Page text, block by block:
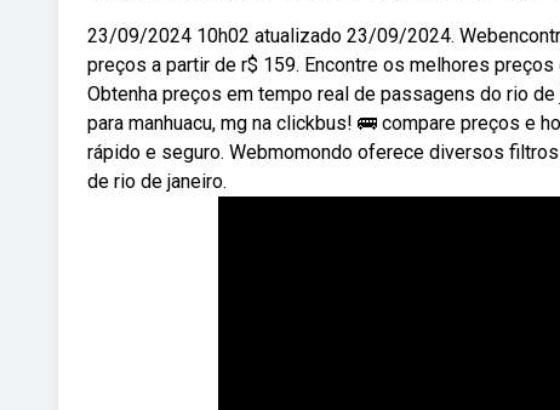
23/09/2024 10h02 atualizado 23/09/2024.
preços a partir de r$ 159. Encontre os melhores
Obtenha preços em tempo real de passagens do rio
para manhuacu, mg na clickbus! 🚌 compare preços e
rápido e seguro. Webmomondo oferece diversos
de rio de janeiro.